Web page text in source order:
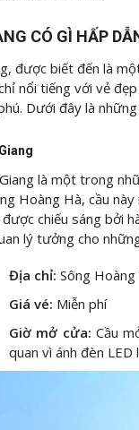
CÓ GÌ HẤP
được biết đến là
nổi tiếng với vẻ
Dưới đây là
là một trong
Hoàng Hà, cầu
chiếu sáng bởi
lý tưởng cho
Địa chỉ: Sông
Giá vé: Miễn phí
Giờ mở cửa: Cầu
quan vì ánh đèn